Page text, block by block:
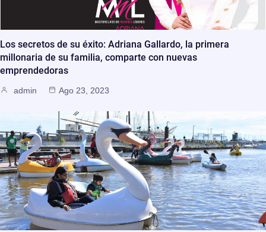
Los secretos de su éxito: Adriana Gallardo, la primera
millonaria de su familia, comparte con nuevas
emprendedoras
admin Ago 23, 2023